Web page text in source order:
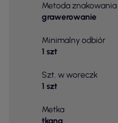
Metoda
grawerowanie
Minimalny odbiór
1 szt
Szt. w woreczk
1 szt
Metka